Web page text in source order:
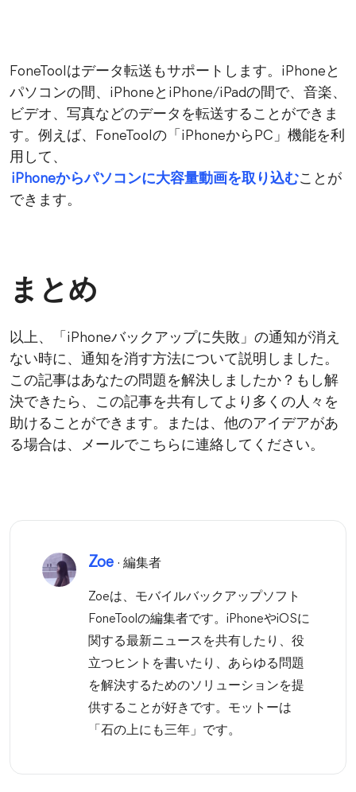
FoneToolはデータ転送もサポートします。iPhoneと
パソコンの間、iPhoneとiPhone/iPadの間で、音楽、
ビデオ、写真などのデータを転送することができま
す。例えば、FoneToolの「iPhoneからPC」機能を利
用して、
iPhoneからパソコンに大容量動画を取り込むことが
できます。
まとめ
以上、「iPhoneバックアップに失敗」の通知が消え
ない時に、通知を消す方法について説明しました。
この記事はあなたの問題を解決しましたか？もし解
決できたら、この記事を共有してより多くの人々を
助けることができます。または、他のアイデアがあ
る場合は、メールでこちらに連絡してください。
Zoe· 編集者
Zoeは、モバイルバックアップソフト
FoneToolの編集者です。iPhoneやiOSに
関する最新ニュースを共有したり、役
立つヒントを書いたり、あらゆる問題
を解決するためのソリューションを提
供することが好きです。モットーは
「石の上にも三年」です。